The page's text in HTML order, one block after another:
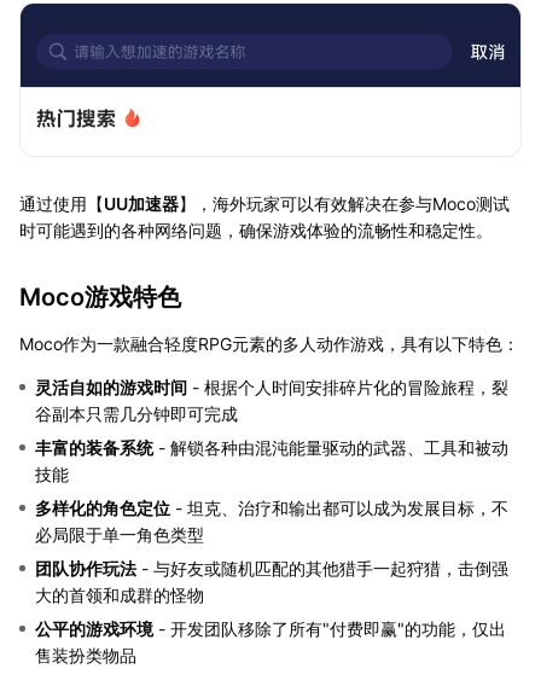
通过使用【UU加速器】，海外玩家可以有效解决在参与Moco测试
时可能遇到的各种网络问题，确保游戏体验的流畅性和稳定性。
Moco游戏特色
Moco作为一款融合轻度RPG元素的多人动作游戏，具有以下特色：
灵活自如的游戏时间 - 根据个人时间安排碎片化的冒险旅程，裂
谷副本只需几分钟即可完成
丰富的装备系统- 解锁各种由混沌能量驱动的武器、工具和被动
技能
多样化的角色定位 - 坦克、治疗和输出都可以成为发展目标，不
必局限于单一角色类型
团队协作玩法 - 与好友或随机匹配的其他猎手一起狩猎，击倒强
大的首领和成群的怪物
公平的游戏环境- 开发团队移除了所有"付费即赢"的功能，仅出
售装扮类物品